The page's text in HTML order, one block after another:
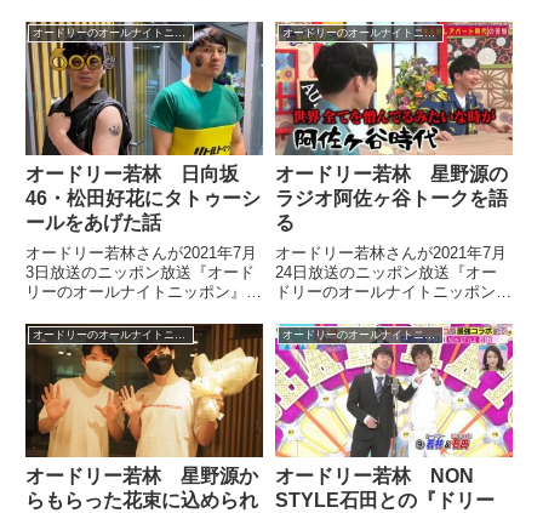
れているモバイルオーダーや、店
員のロボットへの置き換えについ
て話していました。
たロンブー淳さんの次女と自身の
長女のかけっこ対決収録の模様を
話していました。
オードリー若林 日向坂
46・松田好花にタトゥーシ
ールをあげた話
オードリー若林さんが2021年7月
3日放送のニッポン放送『オード
リーのオールナイトニッポン』の
番組600回記念のタトゥーシール
をあげた話をしていました。
オードリーのオールナイトニッポン
オードリー若林 星野源の
ラジオ阿佐ヶ谷トークを語
る
オードリー若林さんが2021年7月
24日放送のニッポン放送『オー
ドリーのオールナイトニッポン』
いた阿佐ヶ谷の思い出トークにつ
いて話していました。
オードリー若林 星野源か
らもらった花束に込められ
オードリーのオールナイトニッポン
オードリー若林 NON
STYLE石田との『ドリー